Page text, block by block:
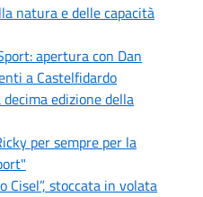
natura e delle capacità
apertura con Dan
a Castelfidardo
edizione della
per sempre per la
Cisel”, stoccata in volata